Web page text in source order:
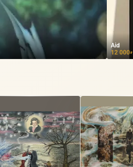
Aid
12 000₽